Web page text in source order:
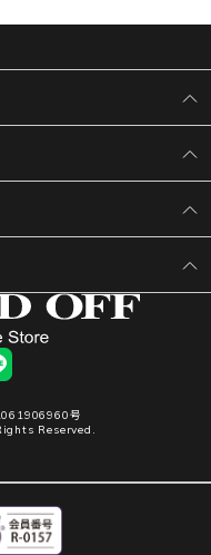
号
Reserved.